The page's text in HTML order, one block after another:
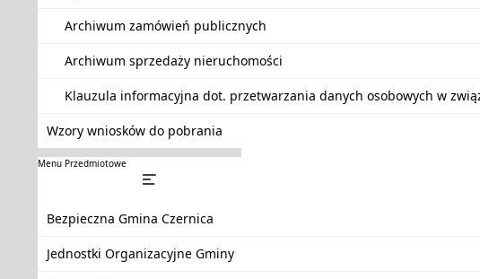
Archiwum zamówień publicznych
Archiwum sprzedaży nieruchomości
Klauzula informacyjna dot. przetwarzania danych osobowych w
Wzory wniosków do pobrania
Menu Przedmiotowe
Bezpieczna Gmina Czernica
Jednostki Organizacyjne Gminy